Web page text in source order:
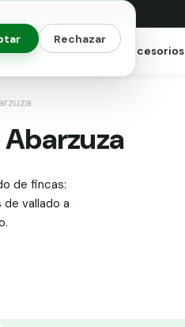
Rechazar
Jardinería Accesorios
de fincas:
vallado a